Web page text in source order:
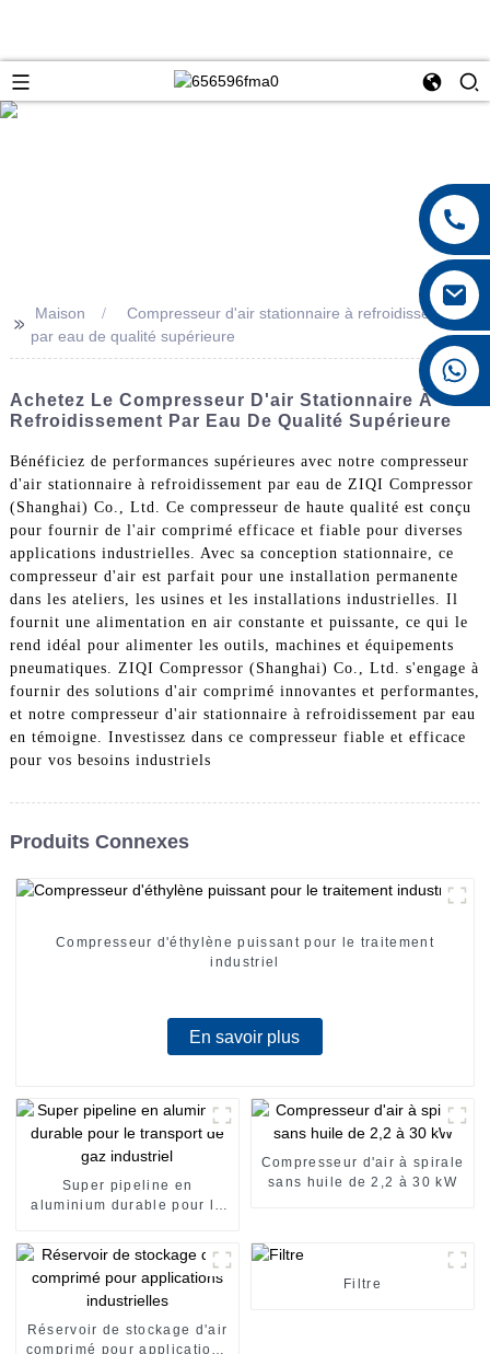
+8615026767628
>>
Maison
Compresseur d'air stationnaire à refroidissement
par eau de qualité supérieure
Achetez Le Compresseur D'air Stationnaire À
Refroidissement Par Eau De Qualité Supérieure
Bénéficiez de performances supérieures avec notre compresseur
d'air stationnaire à refroidissement par eau de ZIQI Compressor
(Shanghai) Co., Ltd. Ce compresseur de haute qualité est conçu
pour fournir de l'air comprimé efficace et fiable pour diverses
applications industrielles. Avec sa conception stationnaire, ce
compresseur d'air est parfait pour une installation permanente
dans les ateliers, les usines et les installations industrielles. Il
fournit une alimentation en air constante et puissante, ce qui le
rend idéal pour alimenter les outils, machines et équipements
pneumatiques. ZIQI Compressor (Shanghai) Co., Ltd. s'engage à
fournir des solutions d'air comprimé innovantes et performantes,
et notre compresseur d'air stationnaire à refroidissement par eau
en témoigne. Investissez dans ce compresseur fiable et efficace
pour vos besoins industriels
Produits Connexes
Compresseur d'éthylène puissant pour le traitement
industriel
En savoir plus
Super pipeline en
aluminium durable pour le
Compresseur d'air à spirale
sans huile de 2,2 à 30 kW
Réservoir de stockage d'air
comprimé pour applications
Filtre